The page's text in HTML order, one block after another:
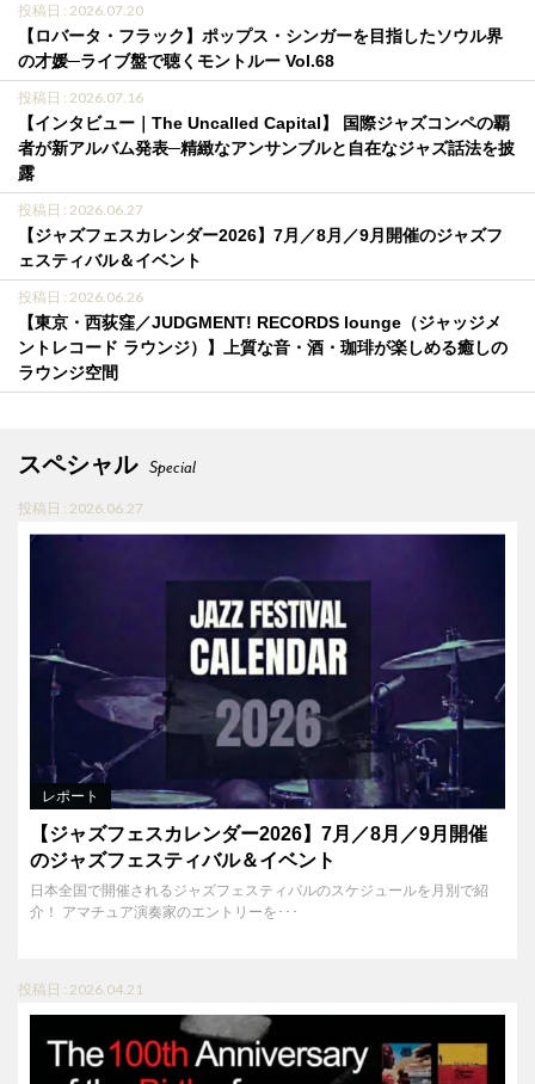
投稿日 : 2026.07.20
【ロバータ・フラック】ポップス・シンガーを目指したソウル界
の才媛─ライブ盤で聴くモントルー Vol.68
投稿日 : 2026.07.16
【インタビュー｜The Uncalled Capital】 国際ジャズコンペの覇
者が新アルバム発表─精緻なアンサンブルと自在なジャズ話法を披
露
投稿日 : 2026.06.27
【ジャズフェスカレンダー2026】7月／8月／9月開催のジャズフ
ェスティバル＆イベント
投稿日 : 2026.06.26
【東京・西荻窪／JUDGMENT! RECORDS lounge（ジャッジメ
ントレコード ラウンジ）】上質な音・酒・珈琲が楽しめる癒しの
ラウンジ空間
スペシャル Special
投稿日 : 2026.06.27
レポート
【ジャズフェスカレンダー2026】7月／8月／9月開催
のジャズフェスティバル＆イベント
日本全国で開催されるジャズフェスティバルのスケジュールを月別で紹
介！ アマチュア演奏家のエントリーを･･･
投稿日 : 2026.04.21